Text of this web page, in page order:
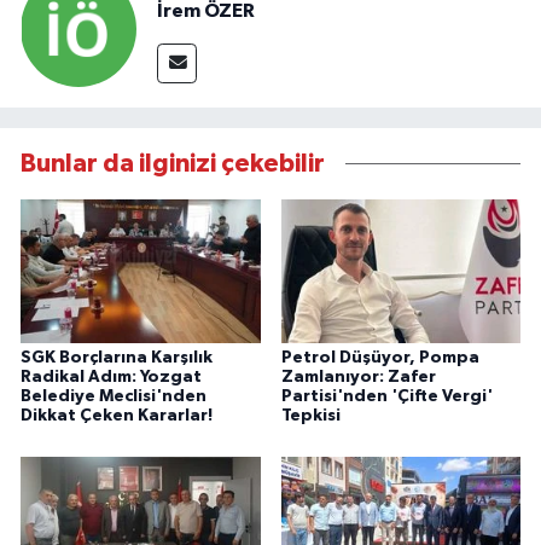
İrem ÖZER
Bunlar da ilginizi çekebilir
SGK Borçlarına Karşılık
Radikal Adım: Yozgat
Belediye Meclisi'nden
Dikkat Çeken Kararlar!
Petrol Düşüyor, Pompa
Zamlanıyor: Zafer
Partisi'nden 'Çifte Vergi'
Tepkisi